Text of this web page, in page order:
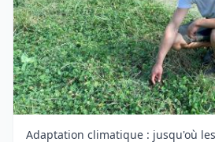
Adaptation climatique : jusqu'où